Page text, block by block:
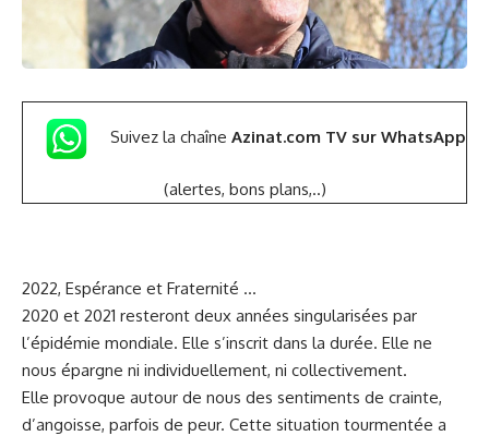
Suivez la chaîne Azinat.com TV sur WhatsApp
(alertes, bons plans,..)
2022, Espérance et Fraternité …
2020 et 2021 resteront deux années singularisées par
l’épidémie mondiale. Elle s’inscrit dans la durée. Elle ne
nous épargne ni individuellement, ni collectivement.
Elle provoque autour de nous des sentiments de crainte,
d’angoisse, parfois de peur. Cette situation tourmentée a